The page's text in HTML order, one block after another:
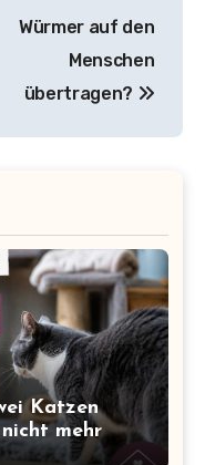
Würmer auf den
Menschen
übertragen?
Katzen
mehr